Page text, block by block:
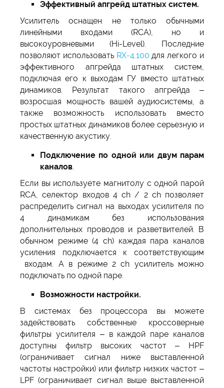
Эффективный апгрейд штатных систем.
Усилитель оснащен не только обычными
линейными входами (RCA), но и
высокоуровневыми (Hi-Level). Последние
позволяют использовать RX-4.100 для легкого и
эффективного апгрейда штатных систем,
подключая его к выходам ГУ вместо штатных
динамиков. Результат такого апгрейда –
возросшая мощность вашей аудиосистемы, а
также возможность использовать вместо
простых штатных динамиков более серьезную и
качественную акустику.
Подключение по одной или двум парам
каналов
Если вы используете магнитолу с одной парой
RCA, селектор входов 4 ch / 2 ch позволяет
распределить сигнал на выходах усилителя по
4 динамикам без использования
дополнительных проводов и разветвителей. В
обычном режиме (4 ch) каждая пара каналов
усиления подключается к соответствующим
входам. А в режиме 2 ch усилитель можно
подключать по одной паре.
Возможности настройки.
В системах без процессора вы можете
задействовать собственные кроссоверные
фильтры усилителя – в каждой паре каналов
доступны фильтр высоких частот – HPF
(ограничивает сигнал ниже выставленной
частоты настройки) или фильтр низких частот –
LPF (ограничивает сигнал выше выставленной